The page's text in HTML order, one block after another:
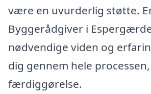
være en uvurderlig støtte.
Byggerådgiver i
nødvendige viden og
dig gennem hele
færdiggørelse.